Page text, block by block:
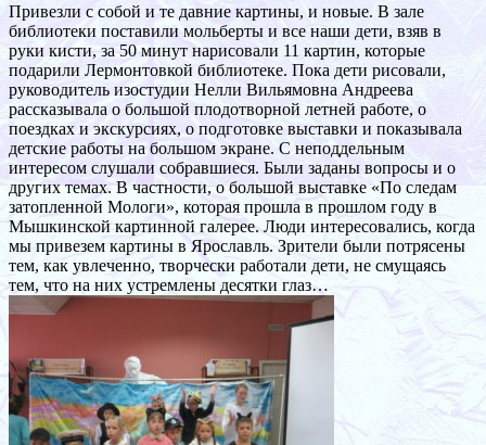
Привезли с собой и те давние картины, и новые. В зале
библиотеки поставили мольберты и все наши дети, взяв в
руки кисти, за 50 минут нарисовали 11 картин, которые
подарили Лермонтовкой библиотеке. Пока дети рисовали,
руководитель изостудии Нелли Вильямовна Андреева
рассказывала о большой плодотворной летней работе, о
поездках и экскурсиях, о подготовке выставки и показывала
детские работы на большом экране. С неподдельным
интересом слушали собравшиеся. Были заданы вопросы и о
других темах. В частности, о большой выставке «По следам
затопленной Мологи», которая прошла в прошлом году в
Мышкинской картинной галерее. Люди интересовались, когда
мы привезем картины в Ярославль. Зрители были потрясены
тем, как увлеченно, творчески работали дети, не смущаясь
тем, что на них устремлены десятки глаз…